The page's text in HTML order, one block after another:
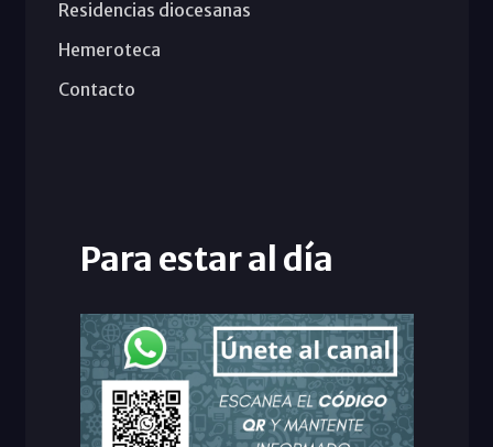
Residencias diocesanas
Hemeroteca
Contacto
Para estar al día